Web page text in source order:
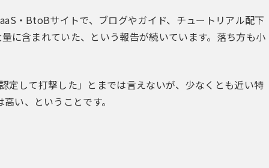
・BtoBサイトで、ブログやガイド、チュートリアル配下
に含まれていた、という報告が続いています。落ち方も小
して打撃した」とまでは言えないが、少なくとも近い特
い、ということです。